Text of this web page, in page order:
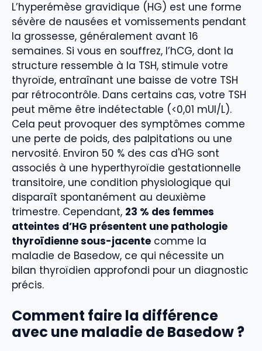
L’hyperémèse gravidique (HG) est une forme
sévère de nausées et vomissements pendant
la grossesse, généralement avant 16
semaines. Si vous en souffrez, l’hCG, dont la
structure ressemble à la TSH, stimule votre
thyroïde, entraînant une baisse de votre TSH
par rétrocontrôle. Dans certains cas, votre TSH
peut même être indétectable (<0,01 mUI/L).
Cela peut provoquer des symptômes comme
une perte de poids, des palpitations ou une
nervosité. Environ 50 % des cas d'HG sont
associés à une hyperthyroïdie gestationnelle
transitoire, une condition physiologique qui
disparaît spontanément au deuxième
trimestre. Cependant, 23 % des femmes
atteintes d’HG présentent une pathologie
thyroïdienne sous-jacente comme la
maladie de Basedow, ce qui nécessite un
bilan thyroïdien approfondi pour un diagnostic
précis.
Comment faire la différence
avec une maladie de Basedow ?